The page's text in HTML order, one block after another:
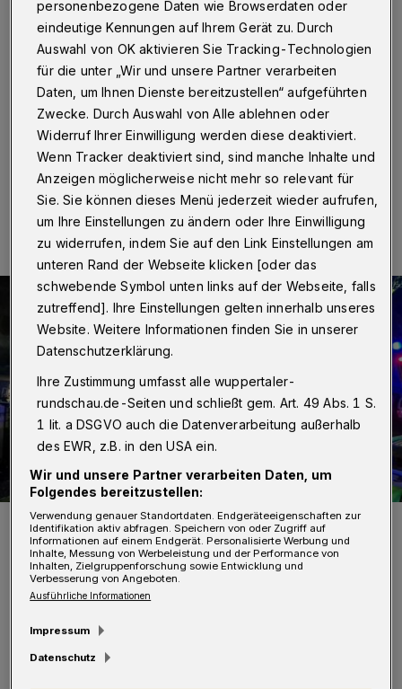
Wuppertal·In einem Heim für betreutes Wohnen am
Ostersiepen ist am Mittwochabend (7. September
2022) gegen 20 Uhr ein Feuer ausgebrochen. Rund
30 Personen wurden unverletzt aus dem Gebäude
gebracht.
07.09.2022 , 22:05 Uhr Eine Minute Lesezeit
Die Lage vor Ort.
Foto: Christoph Petersen
„Es brannte in einem Wäscheraum mit einer
personenbezogene Daten wie Browserdaten oder
eindeutige Kennungen auf Ihrem Gerät zu. Durch
Auswahl von OK aktivieren Sie Tracking-Technologien
für die unter „Wir und unsere Partner verarbeiten
Daten, um Ihnen Dienste bereitzustellen“ aufgeführten
Zwecke. Durch Auswahl von Alle ablehnen oder
Widerruf Ihrer Einwilligung werden diese deaktiviert.
Wenn Tracker deaktiviert sind, sind manche Inhalte und
Anzeigen möglicherweise nicht mehr so relevant für
Sie. Sie können dieses Menü jederzeit wieder aufrufen,
um Ihre Einstellungen zu ändern oder Ihre Einwilligung
zu widerrufen, indem Sie auf den Link Einstellungen am
unteren Rand der Webseite klicken [oder das
schwebende Symbol unten links auf der Webseite, falls
zutreffend]. Ihre Einstellungen gelten innerhalb unseres
Website. Weitere Informationen finden Sie in unserer
Datenschutzerklärung.
Ihre Zustimmung umfasst alle wuppertaler-
rundschau.de-Seiten und schließt gem. Art. 49 Abs. 1 S.
1 lit. a DSGVO auch die Datenverarbeitung außerhalb
des EWR, z.B. in den USA ein.
Wir und unsere Partner verarbeiten Daten, um
Folgendes bereitzustellen:
Verwendung genauer Standortdaten. Endgeräteeigenschaften zur
Identifikation aktiv abfragen. Speichern von oder Zugriff auf
Informationen auf einem Endgerät. Personalisierte Werbung und
Inhalte, Messung von Werbeleistung und der Performance von
Inhalten, Zielgruppenforschung sowie Entwicklung und
Verbesserung von Angeboten.
Ausführliche Informationen
Impressum
Datenschutz